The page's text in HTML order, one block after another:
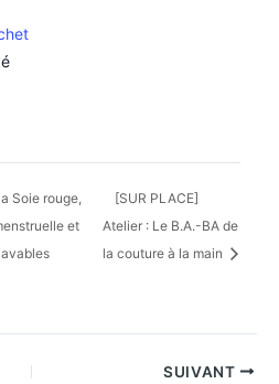
Soie rouge,
et
[SUR PLACE]
Atelier : Le B.A.-BA de
la couture à la main
SUIVANT